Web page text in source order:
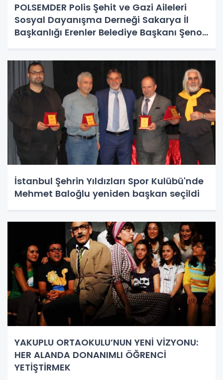
POLSEMDER Polis Şehit ve Gazi Aileleri
Sosyal Dayanışma Derneği Sakarya İl
Başkanlığı Erenler Belediye Başkanı Şenol
İstanbul Şehrin Yıldızları Spor Kulübü'nde
Mehmet Baloğlu yeniden başkan seçildi
YAKUPLU ORTAOKULU’NUN YENİ VİZYONU:
HER ALANDA DONANIMLI ÖĞRENCİ
YETİŞTİRMEK